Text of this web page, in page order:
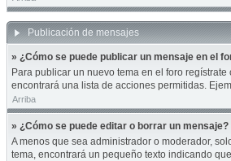
Publicación de mensajes
» ¿Cómo se puede publicar un mensaje en el
Para publicar un nuevo tema en el foro
encontrará una lista de acciones permitidas.
Arriba
» ¿Cómo se puede editar o borrar un mensaje?
A menos que sea administrador o moderador,
tema, encontrará un pequeño texto indicando